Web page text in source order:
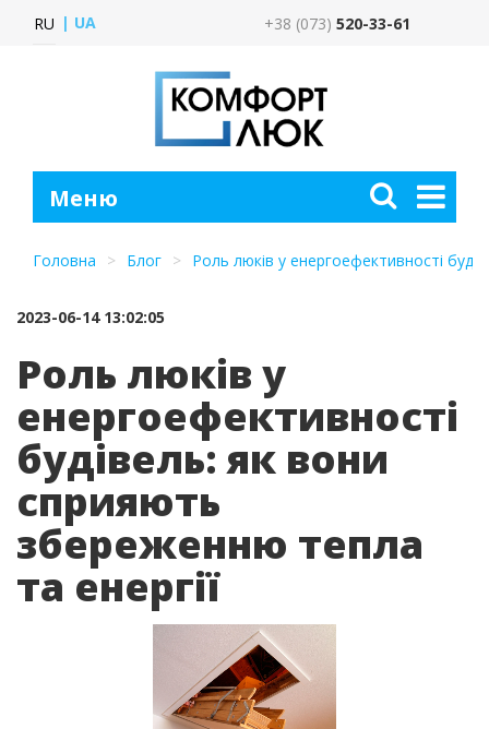
RU UA +38 (073) 520-33-61
Головна Блог Роль люків у енергоефективності
2023-06-14 13:02:05
Роль люків у
енергоефективності
будівель: як вони
сприяють
збереженню тепла
та енергії